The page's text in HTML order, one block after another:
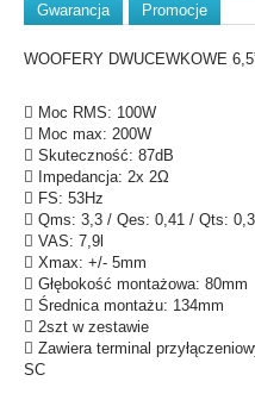
Gwarancja
Promocje
WOOFERY DWUCEWKOWE
 Moc RMS: 100W
 Moc max: 200W
 Skuteczność: 87dB
 Impedancja: 2x 2Ω
 FS: 53Hz
 Qms: 3,3 / Qes: 0,41 / Qts:
 VAS: 7,9l
 Xmax: +/- 5mm
 Głębokość montażowa: 80mm
 Średnica montażu: 134mm
 2szt w zestawie
 Zawiera terminal
SC